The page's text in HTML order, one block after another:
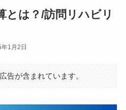
とは？/訪問リハビリ
1月2日
告が含まれています。